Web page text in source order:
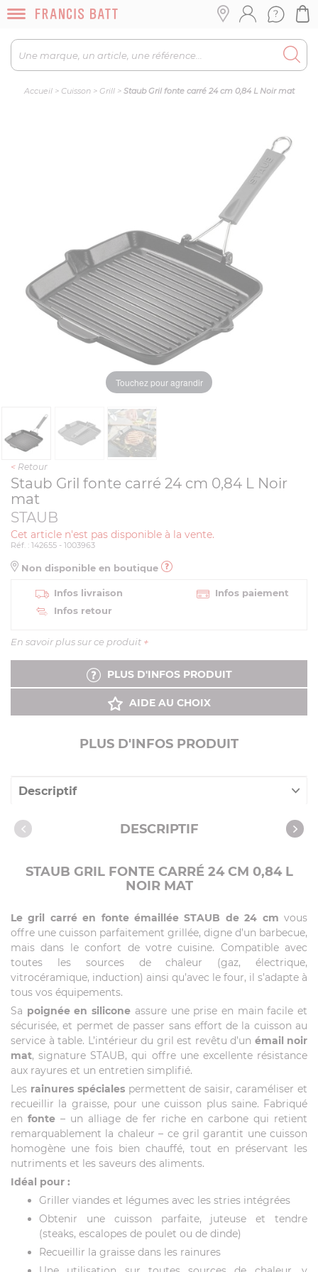
Accueil> Cuisson> Grill> Staub Gril fonte carré 24 cm 0,84 L Noir mat
Touchez pour agrandir
< Retour
Staub Gril fonte carré 24 cm 0,84 L Noir
mat
STAUB
Cet article n'est pas disponible à la vente.
Réf. : 142655 - 1003963
Non disponible en boutique
Infos livraison
Infos paiement
Infos retour
En savoir plus sur ce produit +
PLUS D'INFOS PRODUIT
AIDE AU CHOIX
PLUS D'INFOS PRODUIT
Descriptif
Caractéristiques DESCRIPTIF
STAUB GRIL FONTE CARRÉ 24 CM 0,84 L
NOIR MAT
Le gril carré en fonte émaillée STAUB de 24 cm vous
offre une cuisson parfaitement grillée, digne d’un barbecue,
mais dans le confort de votre cuisine. Compatible avec
toutes les sources de chaleur (gaz, électrique,
vitrocéramique, induction) ainsi qu’avec le four, il s’adapte à
tous vos équipements.
Sa poignée en silicone assure une prise en main facile et
sécurisée, et permet de passer sans effort de la cuisson au
service à table. L’intérieur du gril est revêtu d’un émail noir
mat, signature STAUB, qui offre une excellente résistance
aux rayures et un entretien simplifié.
Les rainures spécialespermettent de saisir, caraméliser et
recueillir la graisse, pour une cuisson plus saine. Fabriqué
en fonte – un alliage de fer riche en carbone qui retient
remarquablement la chaleur – ce gril garantit une cuisson
homogène une fois bien chauffé, tout en préservant les
nutriments et les saveurs des aliments.
Idéal pour :
Griller viandes et légumes avec les stries intégrées
Obtenir une cuisson parfaite, juteuse et tendre
(steaks, escalopes de poulet ou de dinde)
Recueillir la graisse dans les rainures